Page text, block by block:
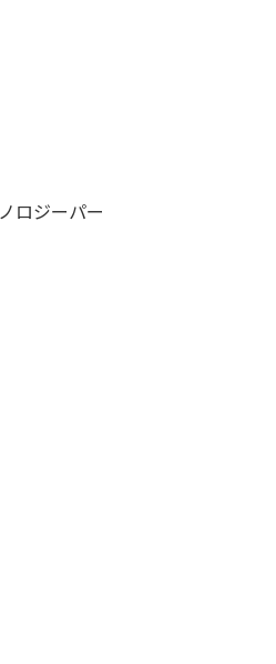
ロジーパー